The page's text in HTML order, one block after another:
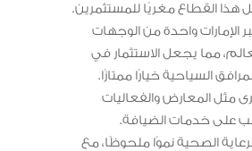
هذا القطاع مغريًا للمستثمرين.
الإمارات واحدة من الوجهات
مما يجعل الاستثمار في
السياحية خيارًا ممتازًا.
مثل المعارض والفعاليات
على خدمات الضيافة.
الصحية نموًا ملحوظًا، مع